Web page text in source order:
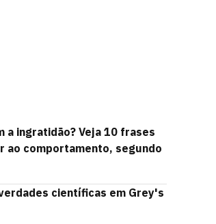
a ingratidão? Veja 10 frases
ao comportamento, segundo
científicas em Grey's